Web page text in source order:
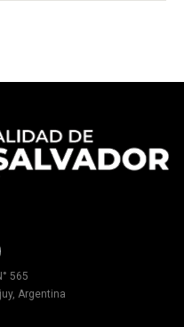
565
Argentina